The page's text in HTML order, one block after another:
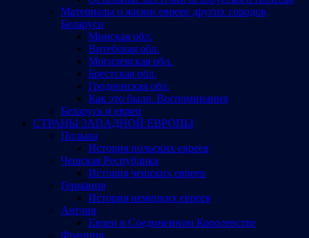
Материалы о жизни евреев других городов
Беларуси
Минская обл.
Витебская обл.
Могилевская обл.
Брестская обл.
Гродненская обл.
Как это было. Воспоминания
Беларусь и евреи
СТРАНЫ ЗАПАДНОЙ ЕВРОПЫ
Польша
История польских евреев
Чешская Республика
История чешских евреев
Германия
История немецких евреев
Англия
Евреи в Соединенном Королевстве
Франция